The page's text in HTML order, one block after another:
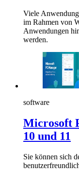
Viele
im Rahmen von
Anwendungen
werden.
software
Microsoft
10 und 11
Sie können sich